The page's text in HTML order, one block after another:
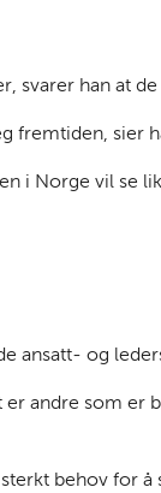
han at
fremtiden, sier
i Norge vil se
ansatt- og
andre som
behov for